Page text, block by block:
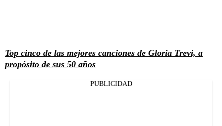
Top cinco de las mejores canciones de Gloria Trevi, a
propósito de sus 50 años
PUBLICIDAD